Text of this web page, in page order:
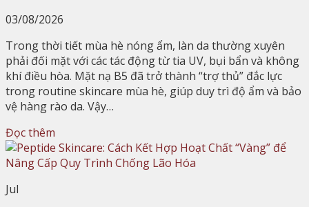
03/08/2026
Trong thời tiết mùa hè nóng ẩm, làn da thường xuyên
phải đối mặt với các tác động từ tia UV, bụi bẩn và không
khí điều hòa. Mặt nạ B5 đã trở thành “trợ thủ” đắc lực
trong routine skincare mùa hè, giúp duy trì độ ẩm và bảo
vệ hàng rào da. Vậy…
Đọc thêm
Jul